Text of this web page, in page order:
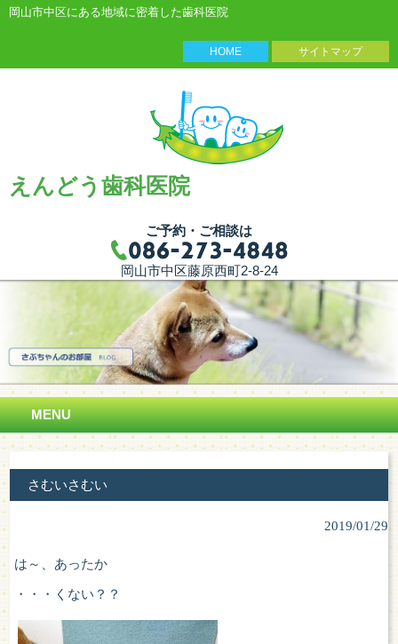
岡山市中区にある地域に密着した歯科医院
HOME サイトマップ
えんどう歯科医院
ご予約・ご相談は
岡山市中区藤原西町2-8-24
MENU
さむいさむい
2019/01/29
は～、あったか
・・・くない？？